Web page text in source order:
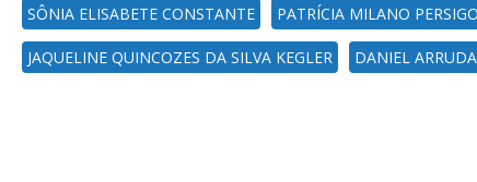
SÔNIA ELISABETE CONSTANTE PATRÍCIA MILANO PERSIGO
JAQUELINE QUINCOZES DA SILVA KEGLER DANIEL